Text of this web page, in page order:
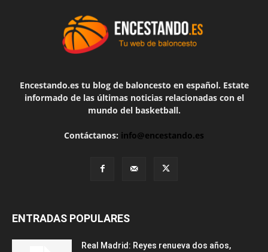
Encestando.es tu blog de baloncesto en español. Estate
informado de las últimas noticias relacionadas con el
mundo del basketball.
Contáctanos: info@encestando.es
ENTRADAS POPULARES
Real Madrid: Reyes renueva dos años,